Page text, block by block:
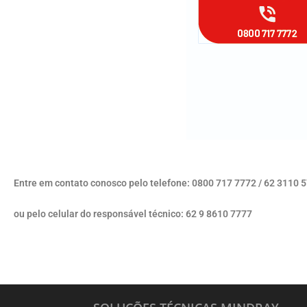
Entre em contato conosco pelo telefone: 0800 717 7772 / 62 3110
ou pelo celular do responsável técnico: 62 9 8610 7777